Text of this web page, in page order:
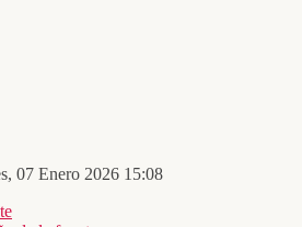
07 Enero 2026 15:08